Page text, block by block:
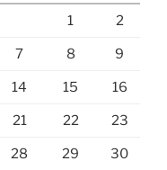
1 2
7 8 9
14 15 16
21 22 23
28 29 30